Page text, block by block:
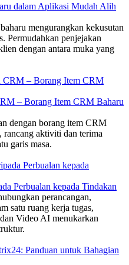
dalam Aplikasi Mudah Alih
mengurangkan kekusutan
Permudahkan penjejakan
dengan antara muka yang
– Borang Item CRM Baharu
dengan borang item CRM
aktiviti dan terima
garis masa.
Perbualan kepada Tindakan
perancangan,
satu ruang kerja tugas,
Video AI menukarkan